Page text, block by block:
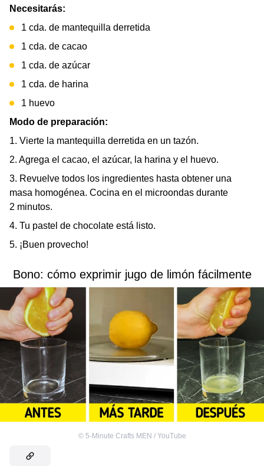
Necesitarás:
1 cda. de mantequilla derretida
1 cda. de cacao
1 cda. de azúcar
1 cda. de harina
1 huevo
Modo de preparación:
1. Vierte la mantequilla derretida en un tazón.
2. Agrega el cacao, el azúcar, la harina y el huevo.
3. Revuelve todos los ingredientes hasta obtener una
masa homogénea. Cocina en el microondas durante
2 minutos.
4. Tu pastel de chocolate está listo.
5. ¡Buen provecho!
Bono: cómo exprimir jugo de limón fácilmente
© 5-Minute Crafts MEN / YouTube